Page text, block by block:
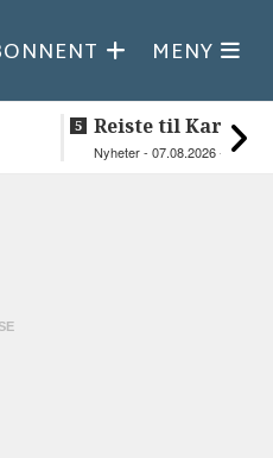
MENY
Reiste til
vie Ellen og
Nyheter - 07.08.2026 - 08:30